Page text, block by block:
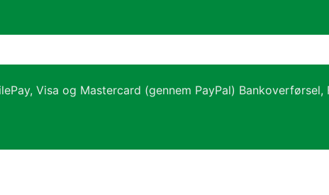
Visa og Mastercard (gennem PayPal)